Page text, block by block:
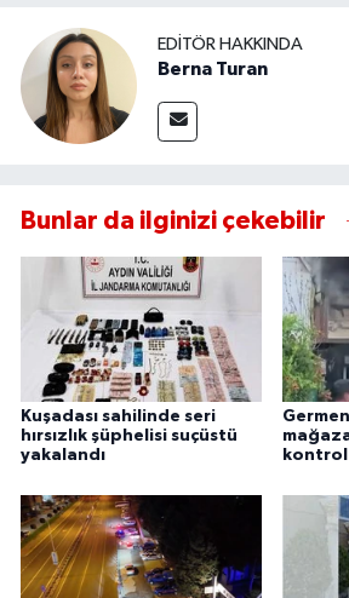
EDITÖR HAKKINDA
Berna Turan
Bunlar da ilginizi çekebilir
Kuşadası sahilinde seri
hırsızlık şüphelisi suçüstü
yakalandı
kontrol